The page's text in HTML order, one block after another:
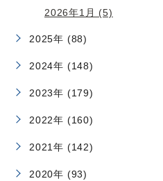
2026年1月 (5)
2025年 (88)
2024年 (148)
2023年 (179)
2022年 (160)
2021年 (142)
2020年 (93)